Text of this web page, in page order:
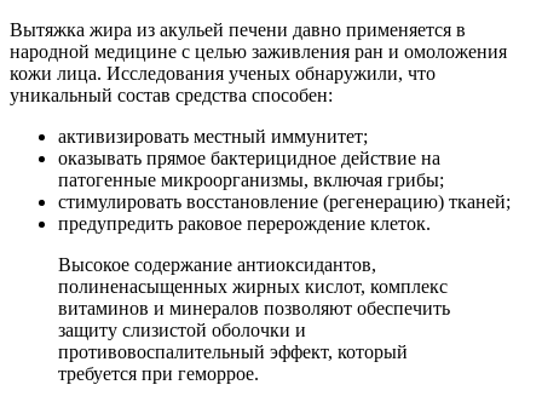
Вытяжка жира из акульей печени давно применяется в
народной медицине с целью заживления ран и омоложения
кожи лица. Исследования ученых обнаружили, что
уникальный состав средства способен:
активизировать местный иммунитет;
оказывать прямое бактерицидное действие на
патогенные микроорганизмы, включая грибы;
стимулировать восстановление (регенерацию) тканей;
предупредить раковое перерождение клеток.
Высокое содержание антиоксидантов,
полиненасыщенных жирных кислот, комплекс
витаминов и минералов позволяют обеспечить
защиту слизистой оболочки и
противовоспалительный эффект, который
требуется при геморрое.